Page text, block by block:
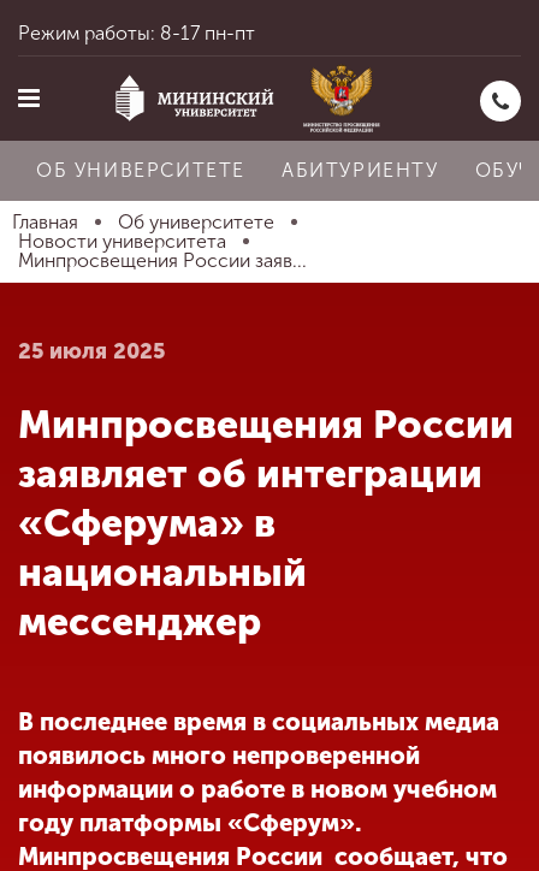
Главная
Абитуриенту
Обучение
Наука
Международная
деятельность
Другие виды
деятельности
Режим работы: 8-17 пн-пт
ОБ УНИВЕРСИТЕТЕ АБИТУРИЕНТУ
Главная
Об университете
Новости университета
Минпросвещения России заяв...
25 июля 2025
Минпросвещения России
заявляет об интеграции
«Сферума» в
национальный
мессенджер
В последнее время в социальных медиа
появилось много непроверенной
информации о работе в новом учебном
году платформы «Сферум».
Минпросвещения России сообщает, что